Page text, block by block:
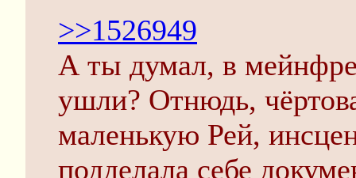
>>1526949
А ты думал, в
ушли? Отнюдь,
маленькую Рей,
подделала себе